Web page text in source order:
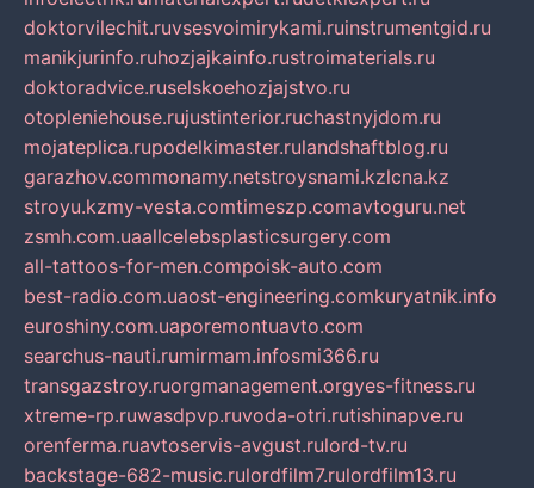
doktorvilechit.ruvsesvoimirykami.ruinstrumentgid.ru
manikjurinfo.ruhozjajkainfo.rustroimaterials.ru
doktoradvice.ruselskoehozjajstvo.ru
otopleniehouse.rujustinterior.ruchastnyjdom.ru
mojateplica.rupodelkimaster.rulandshaftblog.ru
garazhov.commonamy.netstroysnami.kzlcna.kz
stroyu.kzmy-vesta.comtimeszp.comavtoguru.net
zsmh.com.uaallcelebsplasticsurgery.com
all-tattoos-for-men.compoisk-auto.com
best-radio.com.uaost-engineering.comkuryatnik.info
euroshiny.com.uaporemontuavto.com
searchus-nauti.rumirmam.infosmi366.ru
transgazstroy.ruorgmanagement.orgyes-fitness.ru
xtreme-rp.ruwasdpvp.ruvoda-otri.rutishinapve.ru
orenferma.ruavtoservis-avgust.rulord-tv.ru
backstage-682-music.rulordfilm7.rulordfilm13.ru